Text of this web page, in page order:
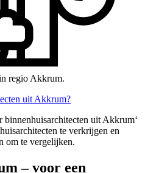
regio Akkrum.
uit Akkrum?
uit Akkrum‘
te verkrijgen en
om te vergelijken.
– voor een